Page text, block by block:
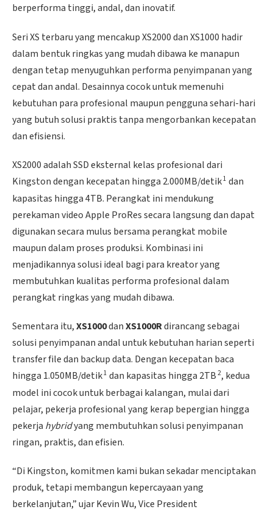
berperforma tinggi, andal, dan inovatif.
Seri XS terbaru yang mencakup XS2000 dan XS1000 hadir
dalam bentuk ringkas yang mudah dibawa ke manapun
dengan tetap menyuguhkan performa penyimpanan yang
cepat dan andal. Desainnya cocok untuk memenuhi
kebutuhan para profesional maupun pengguna sehari-hari
yang butuh solusi praktis tanpa mengorbankan kecepatan
dan efisiensi.
XS2000 adalah SSD eksternal kelas profesional dari
Kingston dengan kecepatan hingga 2.000MB/detik1 dan
kapasitas hingga 4TB. Perangkat ini mendukung
perekaman video Apple ProRes secara langsung dan dapat
digunakan secara mulus bersama perangkat mobile
maupun dalam proses produksi. Kombinasi ini
menjadikannya solusi ideal bagi para kreator yang
membutuhkan kualitas performa profesional dalam
perangkat ringkas yang mudah dibawa.
Sementara itu,XS1000danXS1000Rdirancang sebagai
solusi penyimpanan andal untuk kebutuhan harian seperti
transfer file dan backup data. Dengan kecepatan baca
hingga 1.050MB/detik1 dan kapasitas hingga 2TB 2, kedua
model ini cocok untuk berbagai kalangan, mulai dari
pelajar, pekerja profesional yang kerap bepergian hingga
pekerja hybridyang membutuhkan solusi penyimpanan
ringan, praktis, dan efisien.
“Di Kingston, komitmen kami bukan sekadar menciptakan
produk, tetapi membangun kepercayaan yang
berkelanjutan,” ujar Kevin Wu, Vice President